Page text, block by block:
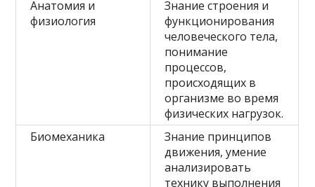
Анатомия и
физиология
Знание строения и
функционирования
человеческого тела,
понимание
процессов,
происходящих в
организме во время
физических нагрузок.
Биомеханика
Знание принципов
движения, умение
анализировать
технику выполнения